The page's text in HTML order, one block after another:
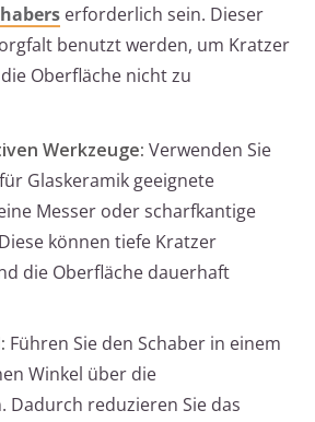
erforderlich sein. Dieser
benutzt werden, um Kratzer
Oberfläche nicht zu
Werkzeuge: Verwenden Sie
Glaskeramik geeignete
Messer oder scharfkantige
können tiefe Kratzer
die Oberfläche dauerhaft
Führen Sie den Schaber in einem
Winkel über die
Dadurch reduzieren Sie das